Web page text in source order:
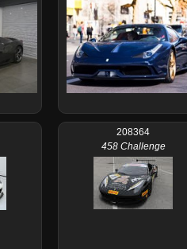
208364
458 Challenge